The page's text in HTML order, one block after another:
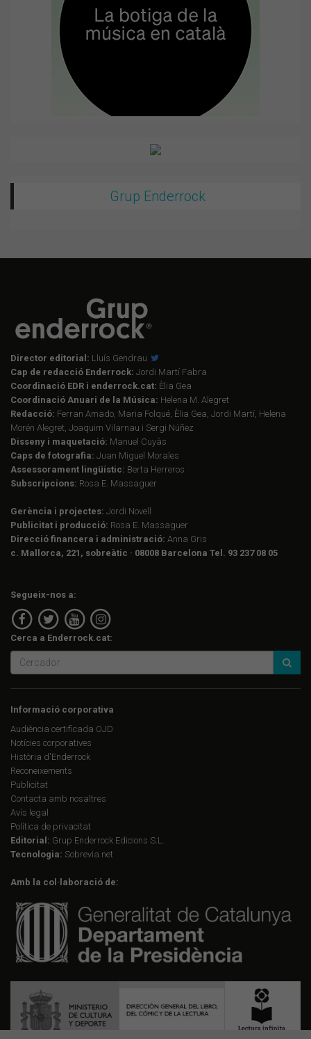
Grup Enderrock
Director editorial: Lluís Gendrau
Cap de redacció Enderrock: Jordi Martí Fabra
Coordinació EDR i enderrock.cat: Èlia Gea
Coordinació Anuari de la Música: Helena M. Alegret
Redacció: Ferran Amado, Maria Folqué, Èlia Gea, Jordi Martí, Helena
Morén Alegret, Joaquim Vilarnau i Sergi Núñez
Disseny i maquetació: Manuel Cuyàs
Caps de fotografia: Juan Miguel Morales
Assessorament lingüístic: Berta Herreros
Subscripcions: Rosa E. Massaguer
Gerència i projectes: Jordi Novell
Publicitat i producció: Rosa E. Massaguer
Direcció financera i administració: Anna Gris
c. Mallorca, 221, sobreàtic · 08008 Barcelona Tel. 93 237 08 05
Segueix-nos a:
Cerca a Enderrock.cat:
Informació corporativa
Audiència certificada OJD
Notícies corporatives
Història d'Enderrock
Reconeixements
Publicitat
Contacta amb nosaltres
Avís legal
Política de privacitat
Editorial: Grup Enderrock Edicions S.L.
Tecnologia: Sobrevia.net
Amb la col·laboració de: